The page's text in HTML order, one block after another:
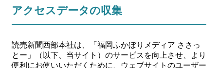
アクセスデータの収集
読売新聞西部本社は、「福岡ふかぼりメディア ささっ
とー」（以下、当サイト）のサービスを向上させ、より
便利にお使いいただくために、ウェブサイトのユーザー